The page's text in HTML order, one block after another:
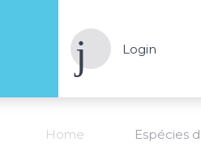
Login
Home Espécies